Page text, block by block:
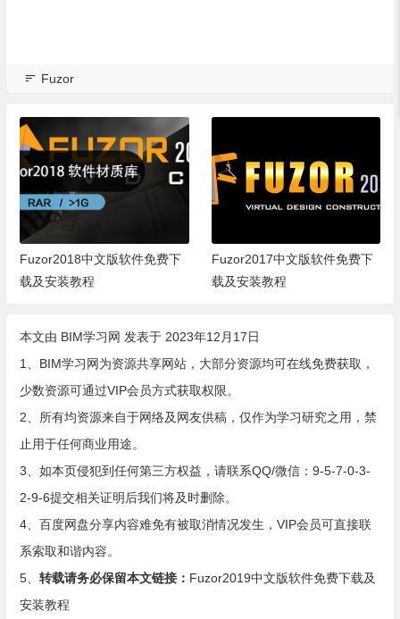
Fuzor
Fuzor2018中文版软件免费下
载及安装教程
Fuzor2017中文版软件免费下
载及安装教程
本文由 BIM学习网 发表于 2023年12月17日
1、BIM学习网为资源共享网站，大部分资源均可在线免费获取，
少数资源可通过VIP会员方式获取权限。
2、所有均资源来自于网络及网友供稿，仅作为学习研究之用，禁
止用于任何商业用途。
3、如本页侵犯到任何第三方权益，请联系QQ/微信：9-5-7-0-3-
2-9-6提交相关证明后我们将及时删除。
4、百度网盘分享内容难免有被取消情况发生，VIP会员可直接联
系索取和谐内容。
5、 转载请务必保留本文链接： Fuzor2019中文版软件免费下载及
安装教程